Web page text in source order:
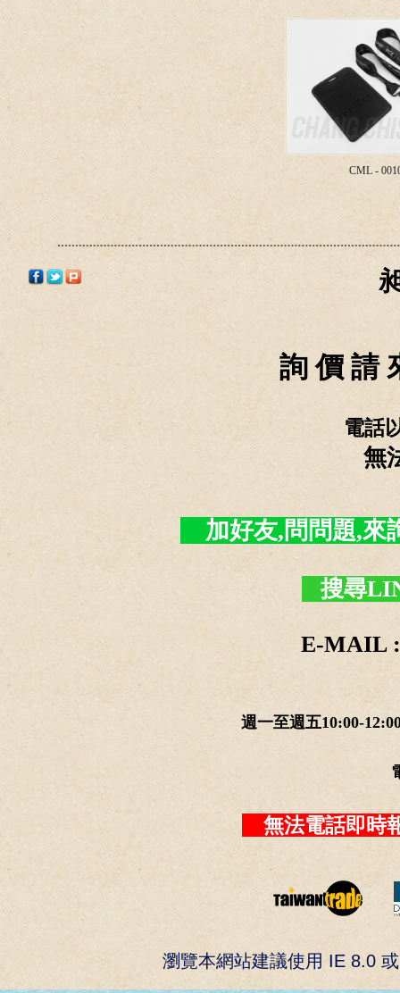
CML -
詢 價 請
電話
無
加好友,問問題,來
搜尋
E-MAIL :
週一至週五10:00-
無法電話即
瀏覽本網站建議使用 IE 8.0